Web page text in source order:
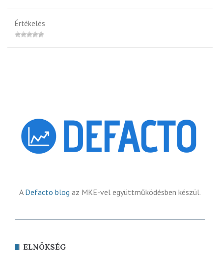
Értékelés
A Defacto blog az MKE-vel együttműködésben készül.
ELNÖKSÉG